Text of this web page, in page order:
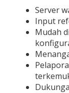
Server
Input
Mudah